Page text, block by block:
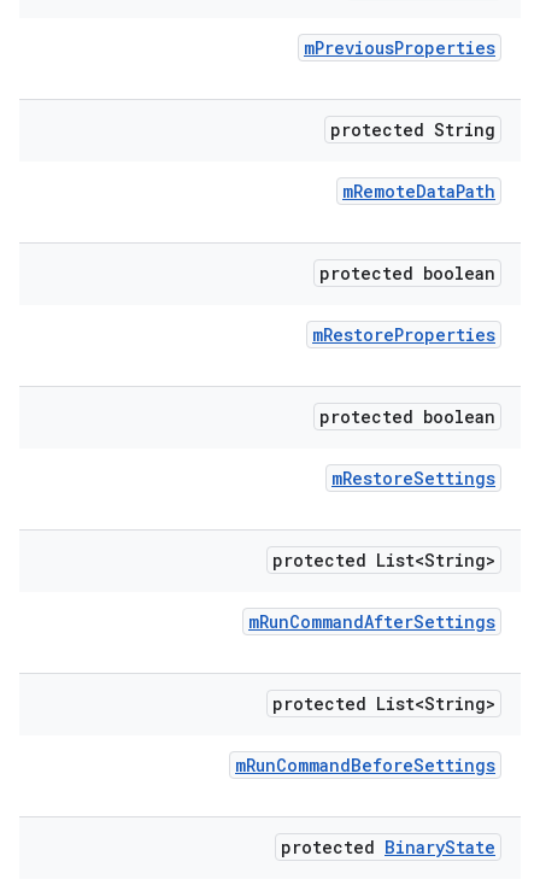
mPreviousProperties
protected String
mRemoteDataPath
protected boolean
mRestoreProperties
protected boolean
mRestoreSettings
protected List<String>
mRunCommandAfterSettings
protected List<String>
mRunCommandBeforeSettings
protected BinaryState